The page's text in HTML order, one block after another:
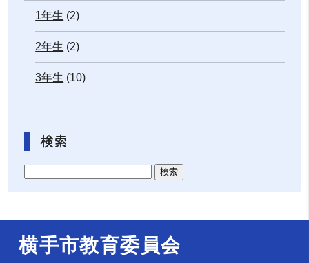
1年生 (2)
2年生 (2)
3年生 (10)
検索
横手市教育委員会